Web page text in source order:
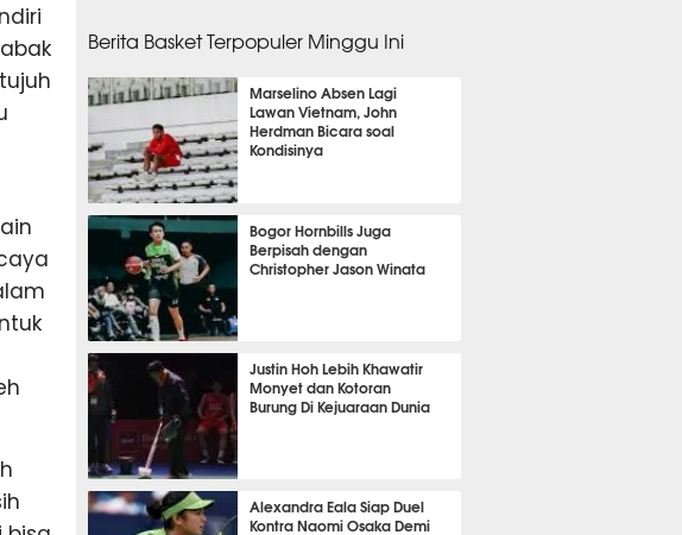
Berita Basket Terpopuler Minggu Ini
Marselino Absen Lagi
Lawan Vietnam, John
Herdman Bicara soal
Kondisinya
SEPAK BOLA
Bogor Hornbills Juga
Berpisah dengan
Christopher Jason Winata
BASKET
Justin Hoh Lebih Khawatir
Monyet dan Kotoran
Burung Di Kejuaraan Dunia
BADMINTON
Alexandra Eala Siap Duel
Kontra Naomi Osaka Demi